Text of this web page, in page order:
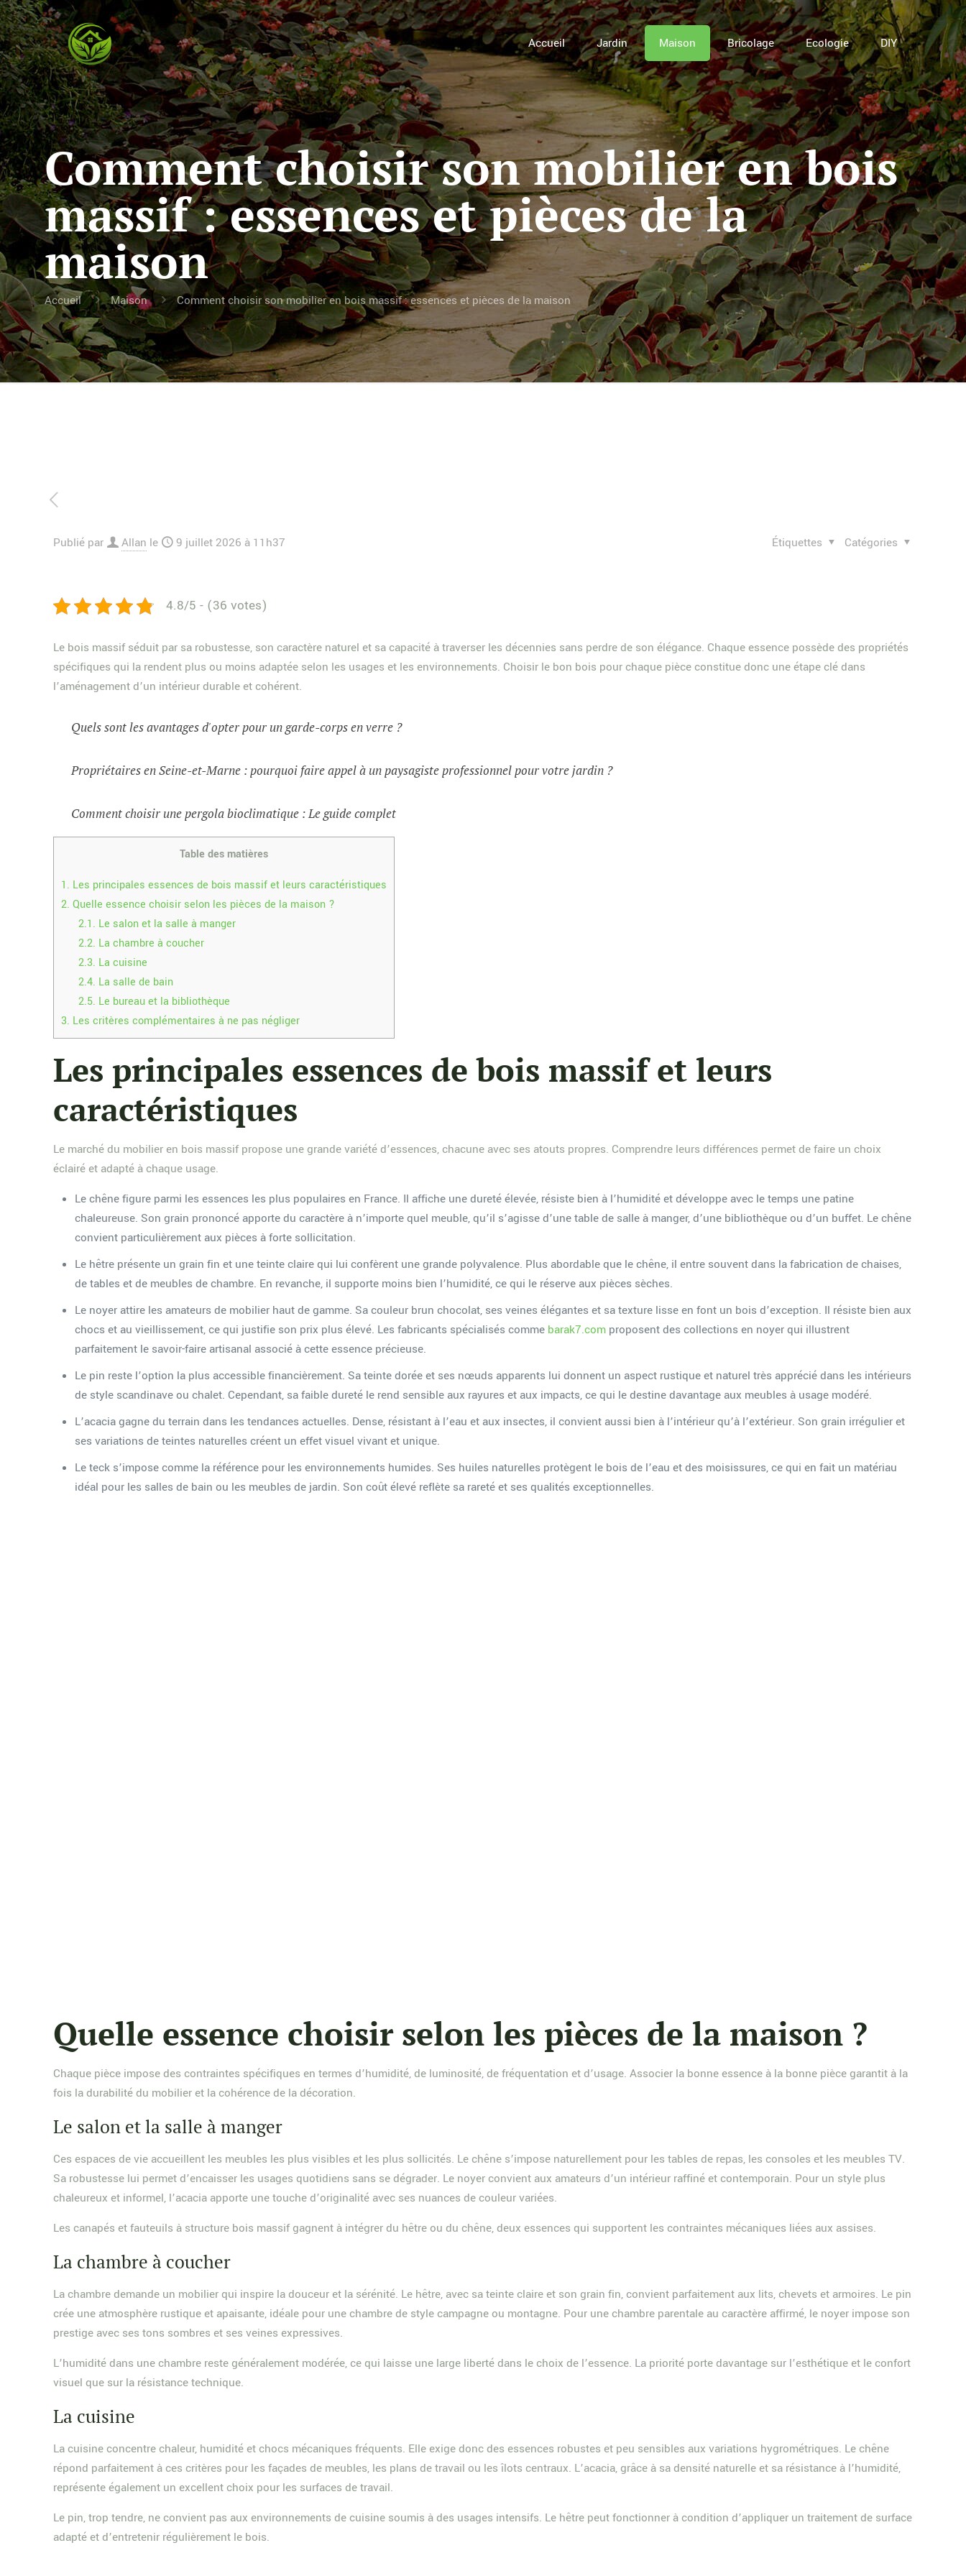
Accueil Jardin Maison Bricolage Ecologie DIY
Comment choisir son mobilier en bois
massif : essences et pièces de la
maison
Accueil Maison Comment choisir son mobilier en bois massif : essences et pièces de la maison
Publié par Allan le 9 juillet 2026 à 11h37 Catégories
Étiquettes
4.8/5 - (36 votes)
Le bois massif séduit par sa robustesse, son caractère naturel et sa capacité à traverser les décennies sans perdre de son élégance. Chaque essence possède des propriétés
spécifiques qui la rendent plus ou moins adaptée selon les usages et les environnements. Choisir le bon bois pour chaque pièce constitue donc une étape clé dans
l’aménagement d’un intérieur durable et cohérent.
Quels sont les avantages d'opter pour un garde-corps en verre ?
Propriétaires en Seine-et-Marne : pourquoi faire appel à un paysagiste professionnel pour votre jardin ?
Comment choisir une pergola bioclimatique : Le guide complet
Table des matières
1. Les principales essences de bois massif et leurs caractéristiques
2. Quelle essence choisir selon les pièces de la maison ?
2.1. Le salon et la salle à manger
2.2. La chambre à coucher
2.3. La cuisine
2.4. La salle de bain
2.5. Le bureau et la bibliothèque
3. Les critères complémentaires à ne pas négliger
Les principales essences de bois massif et leurs
caractéristiques
Le marché du mobilier en bois massif propose une grande variété d’essences, chacune avec ses atouts propres. Comprendre leurs différences permet de faire un choix
éclairé et adapté à chaque usage.
Le chêne figure parmi les essences les plus populaires en France. Il affiche une dureté élevée, résiste bien à l’humidité et développe avec le temps une patine
chaleureuse. Son grain prononcé apporte du caractère à n’importe quel meuble, qu’il s’agisse d’une table de salle à manger, d’une bibliothèque ou d’un buffet. Le chêne
convient particulièrement aux pièces à forte sollicitation.
Le hêtre présente un grain fin et une teinte claire qui lui confèrent une grande polyvalence. Plus abordable que le chêne, il entre souvent dans la fabrication de chaises,
de tables et de meubles de chambre. En revanche, il supporte moins bien l’humidité, ce qui le réserve aux pièces sèches.
Le noyer attire les amateurs de mobilier haut de gamme. Sa couleur brun chocolat, ses veines élégantes et sa texture lisse en font un bois d’exception. Il résiste bien aux
chocs et au vieillissement, ce qui justifie son prix plus élevé. Les fabricants spécialisés comme barak7.com proposent des collections en noyer qui illustrent
parfaitement le savoir-faire artisanal associé à cette essence précieuse.
Le pin reste l’option la plus accessible financièrement. Sa teinte dorée et ses nœuds apparents lui donnent un aspect rustique et naturel très apprécié dans les intérieurs
de style scandinave ou chalet. Cependant, sa faible dureté le rend sensible aux rayures et aux impacts, ce qui le destine davantage aux meubles à usage modéré.
L’acacia gagne du terrain dans les tendances actuelles. Dense, résistant à l’eau et aux insectes, il convient aussi bien à l’intérieur qu’à l’extérieur. Son grain irrégulier et
ses variations de teintes naturelles créent un effet visuel vivant et unique.
Le teck s’impose comme la référence pour les environnements humides. Ses huiles naturelles protègent le bois de l’eau et des moisissures, ce qui en fait un matériau
idéal pour les salles de bain ou les meubles de jardin. Son coût élevé reflète sa rareté et ses qualités exceptionnelles.
Quelle essence choisir selon les pièces de la maison ?
Chaque pièce impose des contraintes spécifiques en termes d’humidité, de luminosité, de fréquentation et d’usage. Associer la bonne essence à la bonne pièce garantit à la
fois la durabilité du mobilier et la cohérence de la décoration.
Le salon et la salle à manger
Ces espaces de vie accueillent les meubles les plus visibles et les plus sollicités. Le chêne s’impose naturellement pour les tables de repas, les consoles et les meubles TV.
Sa robustesse lui permet d’encaisser les usages quotidiens sans se dégrader. Le noyer convient aux amateurs d’un intérieur raffiné et contemporain. Pour un style plus
chaleureux et informel, l’acacia apporte une touche d’originalité avec ses nuances de couleur variées.
Les canapés et fauteuils à structure bois massif gagnent à intégrer du hêtre ou du chêne, deux essences qui supportent les contraintes mécaniques liées aux assises.
La chambre à coucher
La chambre demande un mobilier qui inspire la douceur et la sérénité. Le hêtre, avec sa teinte claire et son grain fin, convient parfaitement aux lits, chevets et armoires. Le pin
crée une atmosphère rustique et apaisante, idéale pour une chambre de style campagne ou montagne. Pour une chambre parentale au caractère affirmé, le noyer impose son
prestige avec ses tons sombres et ses veines expressives.
L’humidité dans une chambre reste généralement modérée, ce qui laisse une large liberté dans le choix de l’essence. La priorité porte davantage sur l’esthétique et le confort
visuel que sur la résistance technique.
La cuisine
La cuisine concentre chaleur, humidité et chocs mécaniques fréquents. Elle exige donc des essences robustes et peu sensibles aux variations hygrométriques. Le chêne
répond parfaitement à ces critères pour les façades de meubles, les plans de travail ou les îlots centraux. L’acacia, grâce à sa densité naturelle et sa résistance à l’humidité,
représente également un excellent choix pour les surfaces de travail.
Le pin, trop tendre, ne convient pas aux environnements de cuisine soumis à des usages intensifs. Le hêtre peut fonctionner à condition d’appliquer un traitement de surface
adapté et d’entretenir régulièrement le bois.